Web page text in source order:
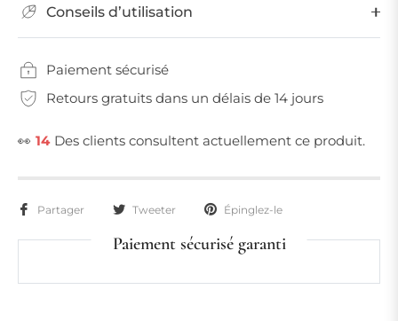
Conseils d’utilisation
Paiement sécurisé
Retours gratuits dans un délais de 14 jours
👀 14 Des clients consultent actuellement ce produit.
Partager Tweeter Épinglez-le
Paiement sécurisé garanti